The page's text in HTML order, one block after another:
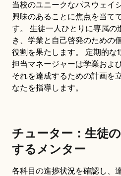
当校のユニークなパスウェイ
興味のあることに焦点を当て
す。 生徒一人ひとりに専属の
き、学業と自己啓発のための
役割を果たします。 定期的な
担当マネージャーは学業およ
それを達成するための計画を
なたを指導します。
チューター：生徒
するメンター
各科目の進捗状況を確認し、